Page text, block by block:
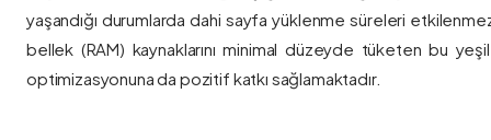
yaşandığı durumlarda dahi sayfa yüklenme süreleri
bellek (RAM) kaynaklarını minimal düzeyde tüketen bu yeşil
optimizasyonuna da pozitif katkı sağlamaktadır.